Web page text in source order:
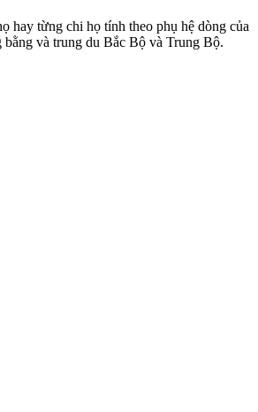
hay từng chi họ tính theo phụ hệ dòng của
và trung du Bắc Bộ và Trung Bộ.